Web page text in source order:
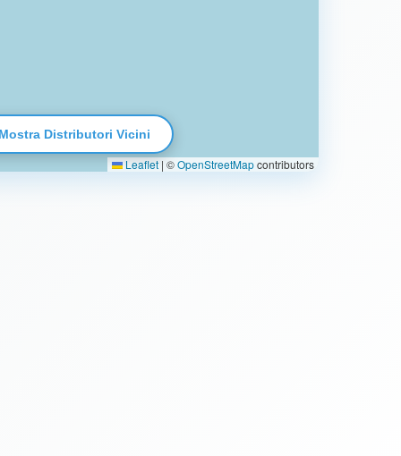
Leaflet | ©OpenStreetMapcontributors
Mostra Distributori Vicini